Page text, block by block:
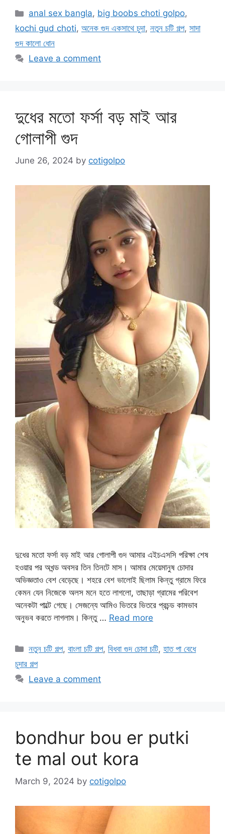
Categories
anal sex bangla, big boobs choti golpo,
kochi gud choti, অনেক গুদ একসাথে চুদা, নতুন চটি গল্প, সাদা
গুদ কালো ধোন
Leave a comment
দুধের মতো ফর্সা বড় মাই আর
গোলাপী গুদ
June 26, 2024 by cotigolpo
দুধের মতো ফর্সা বড় মাই আর গোলাপী গুদ আমার এইচএসসি পরিক্ষা শেষ
হওয়ার পর অখন্ড অবসর তিন তিনটে মাস। আমার মেয়েমানুষ চোদার
অভিজ্ঞতাও বেশ বেড়েছে। শহরে বেশ ভালোই ছিলাম কিন্তু গ্রামে ফিরে
কেমন যেন নিজেকে অলস মনে হতে লাগলো, তাছাড়া গ্রামের পরিবেশ
অনেকটা পাল্টে গেছে। সেজন্যে আমিও ভিতরে ভিতরে প্রচন্ড কামভাব
অনুভব করতে লাগলাম। কিন্তু … Read more
Categories
নতুন চটি গল্প,বাংলা চটি গল্প,বিধবা গুদ চোদা চটি,হাত পা বেধে
চুদার গল্প
Leave a comment
bondhur bou er putki
te mal out kora
March 9, 2024 by cotigolpo